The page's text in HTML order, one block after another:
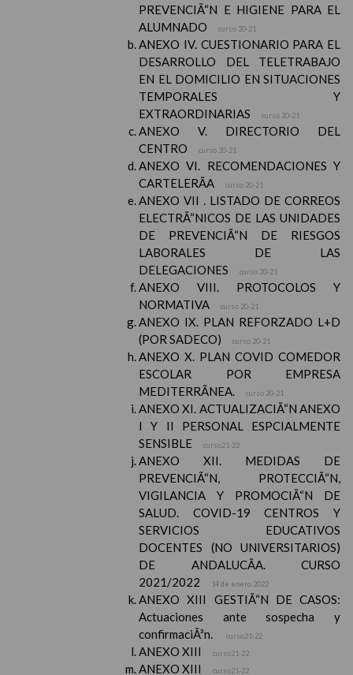
PREVENCIÃ“N E HIGIENE PARA EL
ALUMNADO
curso 20-21
ANEXO IV. CUESTIONARIO PARA EL
DESARROLLO DEL TELETRABAJO
EN EL DOMICILIO EN SITUACIONES
TEMPORALES Y
EXTRAORDINARIAS
curso 20-21
ANEXO V. DIRECTORIO DEL
CENTRO
curso 20-21
ANEXO VI. RECOMENDACIONES Y
CARTELERÃA
curso 20-21
ANEXO VII . LISTADO DE CORREOS
ELECTRÃ“NICOS DE LAS UNIDADES
DE PREVENCIÃ“N DE RIESGOS
LABORALES DE LAS
DELEGACIONES
curso 20-21
ANEXO VIII. PROTOCOLOS Y
NORMATIVA
curso 20-21
ANEXO IX. PLAN REFORZADO L+D
(POR SADECO)
curso 20-21
ANEXO X. PLAN COVID COMEDOR
ESCOLAR POR EMPRESA
MEDITERRÃNEA.
curso 20-21
ANEXO XI. ACTUALIZACIÃ“N ANEXO
I Y II PERSONAL ESPCIALMENTE
SENSIBLE
curso21-22
ANEXO XII. MEDIDAS DE
PREVENCIÃ“N, PROTECCIÃ“N,
VIGILANCIA Y PROMOCIÃ“N DE
SALUD. COVID-19 CENTROS Y
SERVICIOS EDUCATIVOS
DOCENTES (NO UNIVERSITARIOS)
DE ANDALUCÃA. CURSO
2021/2022
14 de enero 2022
ANEXO XIII GESTIÃ“N DE CASOS:
Actuaciones ante sospecha y
confirmaciÃ³n.
curso21-22
ANEXO XIII curso21-22
ANEXO XIII curso21-22